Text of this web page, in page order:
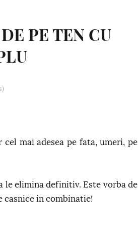
PE TEN CU
mai adesea pe fata, umeri, pe
le elimina definitiv. Este vorba de
casnice in combinatie!